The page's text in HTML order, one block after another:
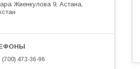
Жиенкулова 9, Астана,
(700) 473-36-96